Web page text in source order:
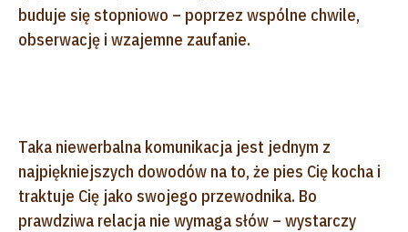
buduje się stopniowo – poprzez wspólne chwile,
obserwację i wzajemne zaufanie.
Taka niewerbalna komunikacja jest jednym z
najpiękniejszych dowodów na to, że pies Cię kocha i
traktuje Cię jako swojego przewodnika. Bo
prawdziwa relacja nie wymaga słów – wystarczy